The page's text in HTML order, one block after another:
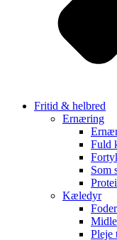
Fritid & helbred
Ernæring
Fuld
Som
Kæledyr
Pleje